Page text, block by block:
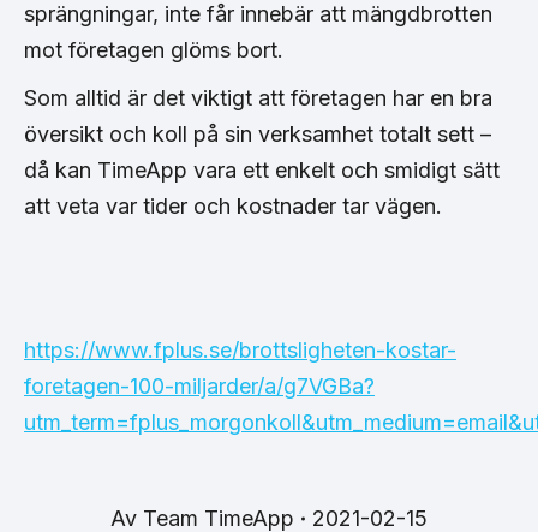
sprängningar, inte får innebär att mängdbrotten
mot företagen glöms bort.
Som alltid är det viktigt att företagen har en bra
översikt och koll på sin verksamhet totalt sett –
då kan TimeApp vara ett enkelt och smidigt sätt
att veta var tider och kostnader tar vägen.
https://www.fplus.se/brottsligheten-kostar-
foretagen-100-miljarder/a/g7VGBa?
Av Team TimeApp 2021-02-15